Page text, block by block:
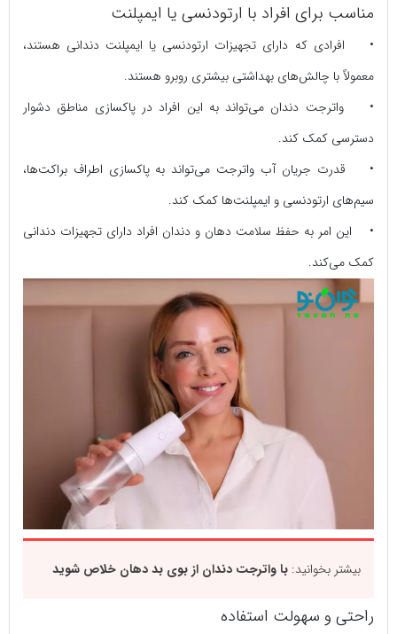
مناسب برای افراد با ارتودنسی یا ایمپلنت
• افرادی که دارای تجهیزات ارتودنسی یا ایمپلنت دندانی هستند،
معمولاً با چالش‌های بهداشتی بیشتری روبرو هستند.
• واترجت دندان می‌تواند به این افراد در پاکسازی مناطق دشوار
دسترسی کمک کند.
• قدرت جریان آب واترجت می‌تواند به پاکسازی اطراف براکت‌ها،
سیم‌های ارتودنسی و ایمپلنت‌ها کمک کند.
• این امر به حفظ سلامت دهان و دندان افراد دارای تجهیزات دندانی
کمک می‌کند.
بیشتر بخوانید: با واترجت دندان از بوی بد دهان خلاص شوید
راحتی و سهولت استفاده